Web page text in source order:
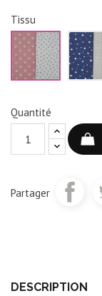
Tissu
Rose
blanc
Quantité
Partager
DESCRIPTION